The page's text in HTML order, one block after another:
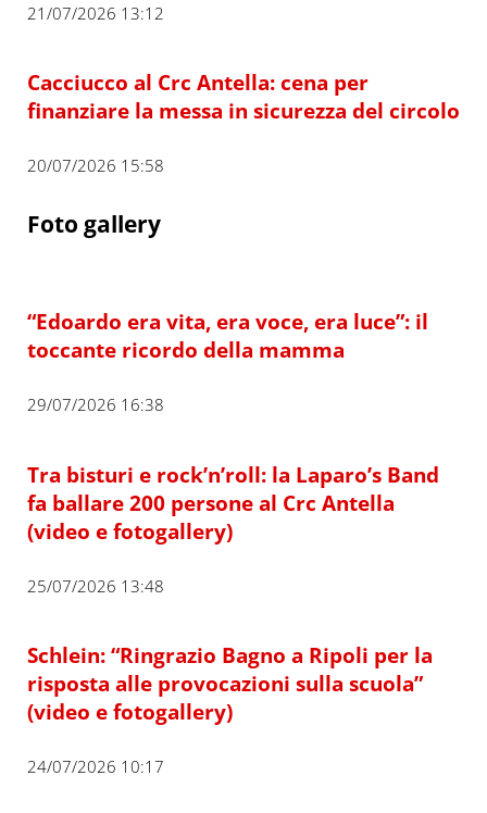
21/07/2026 13:12
Cacciucco al Crc Antella: cena per
finanziare la messa in sicurezza del circolo
20/07/2026 15:58
Foto gallery
“Edoardo era vita, era voce, era luce”: il
toccante ricordo della mamma
29/07/2026 16:38
Tra bisturi e rock’n’roll: la Laparo’s Band
fa ballare 200 persone al Crc Antella
(video e fotogallery)
25/07/2026 13:48
Schlein: “Ringrazio Bagno a Ripoli per la
risposta alle provocazioni sulla scuola”
(video e fotogallery)
24/07/2026 10:17